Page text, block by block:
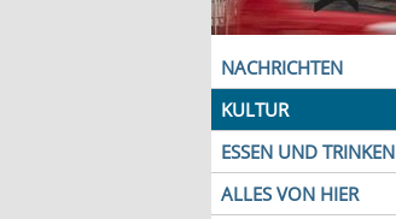
NACHRICHTEN
KULTUR
ESSEN UND TRINKEN
ALLES VON HIER